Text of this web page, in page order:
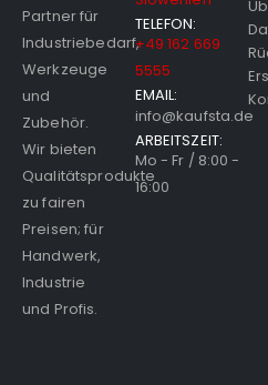
Partner für
Industriebedarf,
Werkzeuge
und
Zubehör.
Wir bieten
Qualitätsprodukte
zu fairen
Preisen; für
Handwerk,
Industrie
und Profis.
TELEFON:
+49 162 669
5555
EMAIL:
info@kaufsta.de
ARBEITSZEIT:
Mo - Fr / 8:00 -
16:00